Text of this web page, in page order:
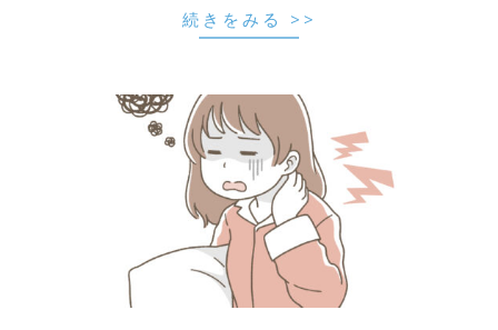
続きをみる >>